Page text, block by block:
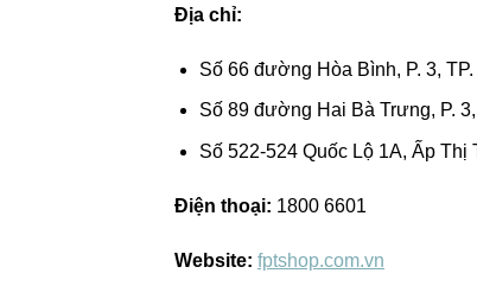
Địa chỉ:
Số 66 đường Hòa Bình, P. 3,
Số 89 đường Hai Bà Trưng, P.
Số 522-524 Quốc Lộ 1A, Ấp Thị
Điện thoại: 1800 6601
Website: fptshop.com.vn